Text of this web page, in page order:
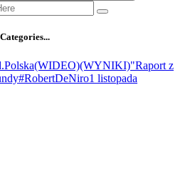
.Polska(WIDEO)(WYNIKI)"Raport z
#RobertDeNiro1 listopada